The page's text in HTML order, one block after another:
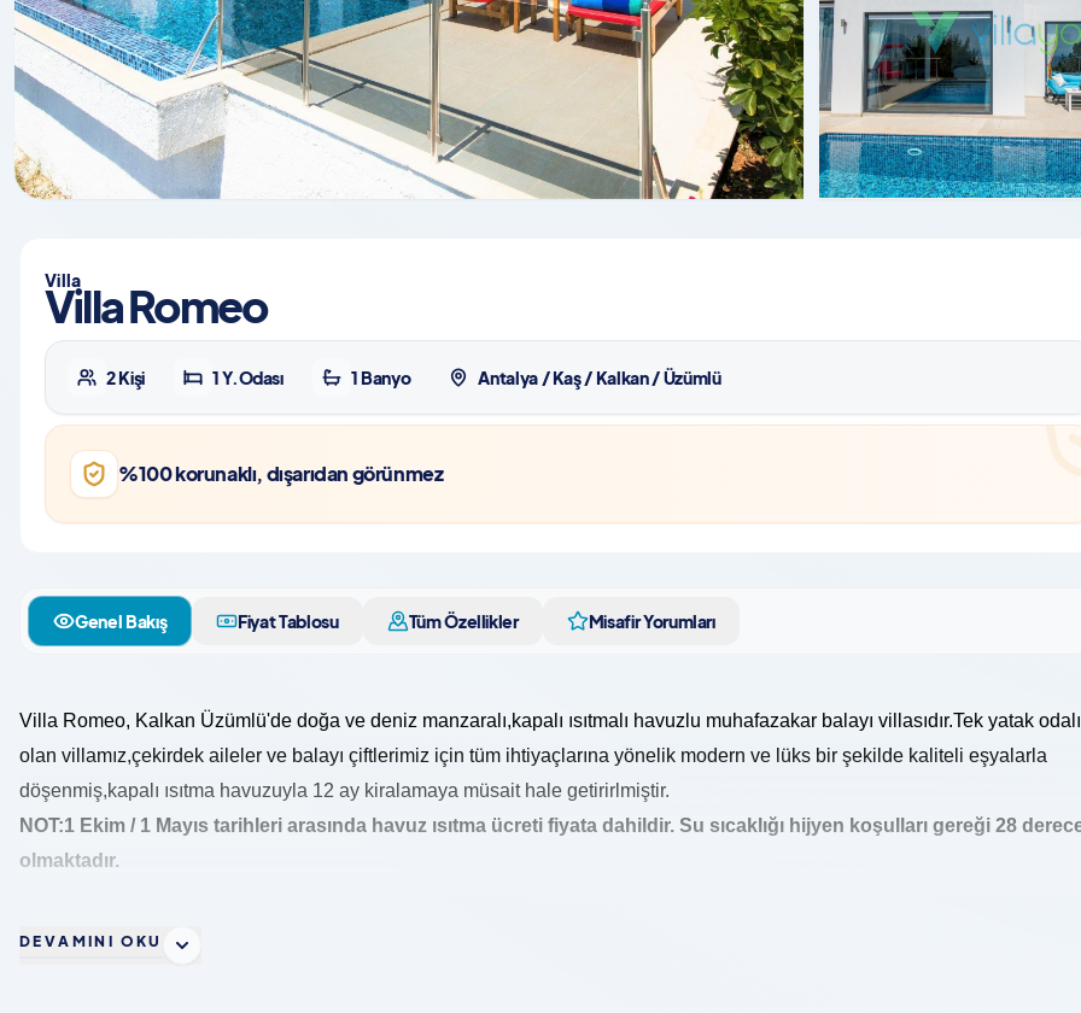
Villa
Villa Romeo
2 Kişi 1 Y.Odası 1 Banyo Antalya / Kaş / Kalkan / Üzümlü
%100 korunaklı, dışarıdan görünmez
Genel Bakış Fiyat Tablosu Tüm Özellikler Misafir Yorumları
Villa Romeo, Kalkan Üzümlü'de doğa ve deniz manzaralı,kapalı ısıtmalı havuzlu muhafazakar balayı villasıdır.Tek yatak odalı
olan villamız,çekirdek aileler ve balayı çiftlerimiz için tüm ihtiyaçlarına yönelik modern ve lüks bir şekilde kaliteli eşyalarla
döşenmiş,kapalı ısıtma havuzuyla 12 ay kiralamaya müsait hale getirirlmiştir.
NOT:1 Ekim / 1 Mayıs tarihleri arasında havuz ısıtma ücreti fiyata dahildir. Su sıcaklığı hijyen koşulları gereği 28
olmaktadır.
DEVAMINI OKU